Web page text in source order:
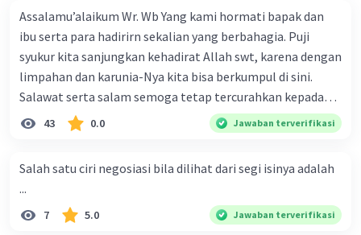
Iklan
Assalamu’alaikum Wr. Wb Yang kami hormati bapak dan
ibu serta para hadirirn sekalian yang berbahagia. Puji
syukur kita sanjungkan kehadirat Allah swt, karena dengan
limpahan dan karunia-Nya kita bisa berkumpul di sini.
Salawat serta salam semoga tetap tercurahkan kepada
junjungan Nabi besar Muhammad saw, karena beliau
menyiarkan agama yang haq, yakni agama islam, agama
ke dalam umat-Nya yang diberkahi. Amin ya rabbal alamin.
Hadirin sekalian yang berbahagia! Dirasa amat penting
sekali jiwa sosial untuk diterapkan di lingkungan keluarga,
43 0.0 Jawaban terverifikasi
Salah satu ciri negosiasi bila dilihat dari segi isinya adalah
...
7 5.0 Jawaban terverifikasi